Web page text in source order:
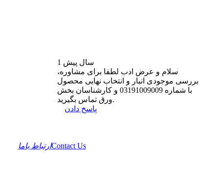
1 سال پیش
سلام و عرض ادب لطفا برای مشاوره،
بررسی موجودی انبار و انتخاب نهایی محصول
با شماره 03191009009 و کارشناسان بخش
ورق تماس بگیرید.
پاسخ دادن
ارتباط باماContact Us